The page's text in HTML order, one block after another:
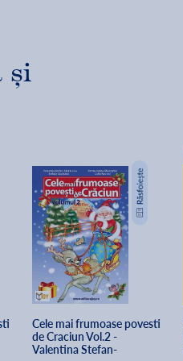
și
Cele mai frumoase povesti
de Craciun Vol.2 -
Valentina Stefan-